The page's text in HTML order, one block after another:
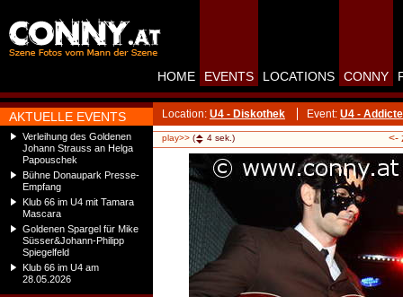
AKTUELLE EVENTS
Verleihung des Goldenen
Johann Strauss an Helga
Papouschek
Bühne Donaupark Presse-
Empfang
Klub 66 im U4 mit Tamara
Mascara
Goldenen Spargel für Mike
Süsser&Johann-Philipp
Spiegelfeld
Klub 66 im U4 am
28.05.2026
HOME EVENTS LOCATIONS CONNY
Location: U4 - Diskothek Event: U4 -
play>> ( 4 sek.) <-